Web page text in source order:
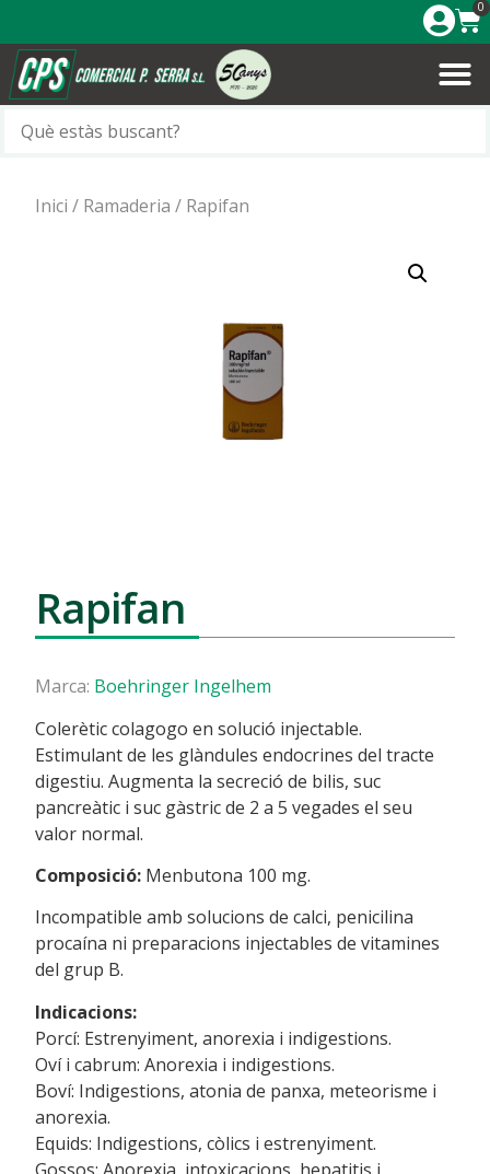
0
Inici / Ramaderia / Rapifan
Rapifan
Marca: Boehringer Ingelhem
Colerètic colagogo en solució injectable.
Estimulant de les glàndules endocrines del tracte
digestiu. Augmenta la secreció de bilis, suc
pancreàtic i suc gàstric de 2 a 5 vegades el seu
valor normal.
Composició: Menbutona 100 mg.
Incompatible amb solucions de calci, penicilina
procaína ni preparacions injectables de vitamines
del grup B.
Indicacions:
Porcí: Estrenyiment, anorexia i indigestions.
Oví i cabrum: Anorexia i indigestions.
Boví: Indigestions, atonia de panxa, meteorisme i
anorexia.
Equids: Indigestions, còlics i estrenyiment.